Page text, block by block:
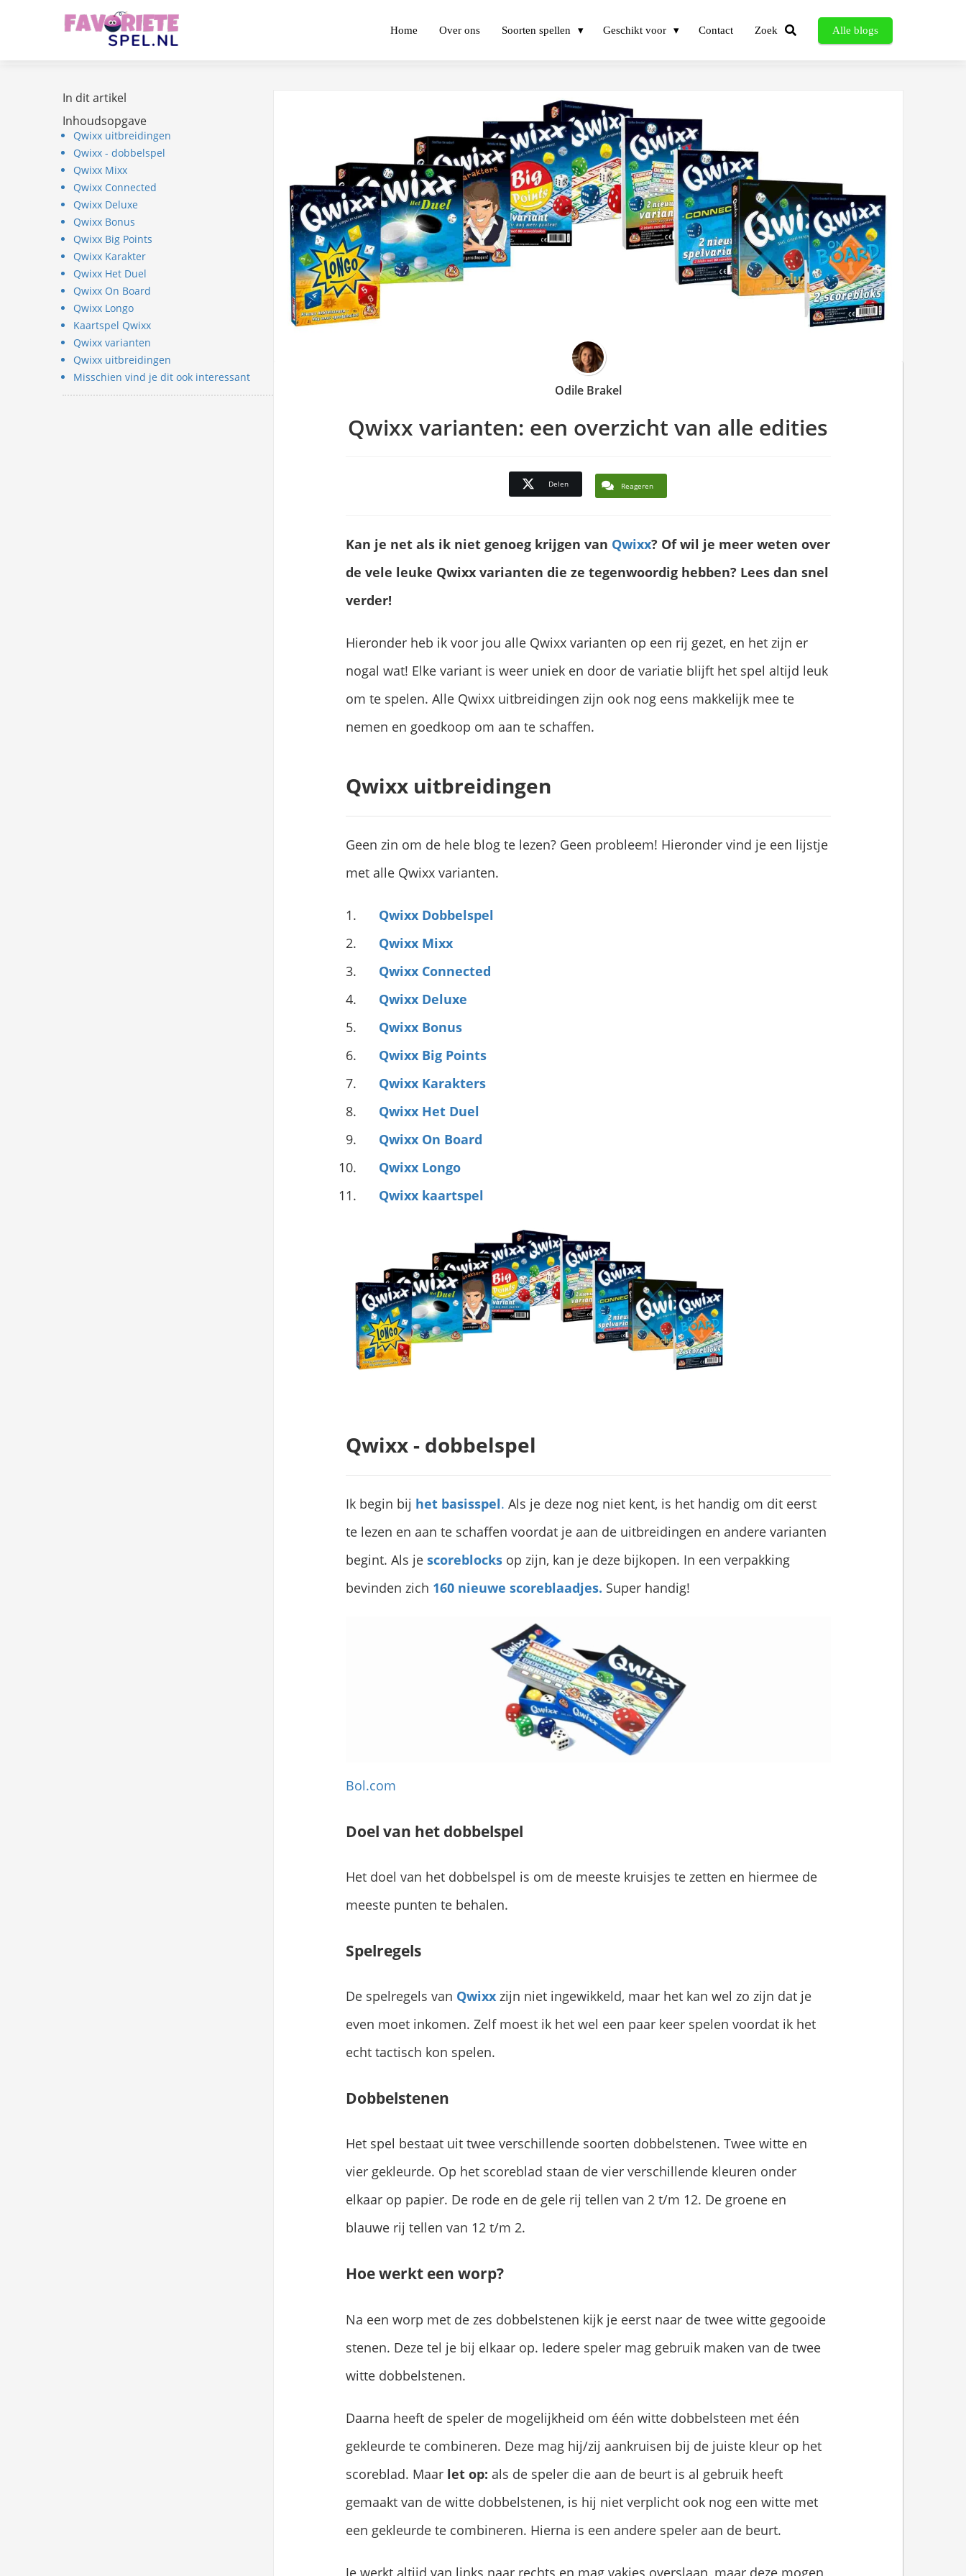
Home Over ons Soorten spellen Geschikt voor Contact Zoek Alle blogs
In dit artikel
Inhoudsopgave
Qwixx uitbreidingen
Qwixx - dobbelspel
Qwixx Mixx
Qwixx Connected
Qwixx Deluxe
Qwixx Bonus
Qwixx Big Points
Qwixx Karakter
Qwixx Het Duel
Qwixx On Board
Qwixx Longo
Kaartspel Qwixx
Qwixx varianten
Qwixx uitbreidingen
Misschien vind je dit ook interessant
Odile Brakel
Qwixx varianten: een overzicht van alle edities
Delen Reageren
Kan je net als ik niet genoeg krijgen van Qwixx? Of wil je meer weten over
de vele leuke Qwixx varianten die ze tegenwoordig hebben? Lees dan snel
verder!
Hieronder heb ik voor jou alle Qwixx varianten op een rij gezet, en het zijn er
nogal wat! Elke variant is weer uniek en door de variatie blijft het spel altijd leuk
om te spelen. Alle Qwixx uitbreidingen zijn ook nog eens makkelijk mee te
nemen en goedkoop om aan te schaffen.
Qwixx uitbreidingen
Geen zin om de hele blog te lezen? Geen probleem! Hieronder vind je een lijstje
met alle Qwixx varianten.
Qwixx Dobbelspel
Qwixx Mixx
Qwixx Connected
Qwixx Deluxe
Qwixx Bonus
Qwixx Big Points
Qwixx Karakters
Qwixx Het Duel
Qwixx On Board
Qwixx Longo
Qwixx kaartspel
Qwixx - dobbelspel
Ik begin bij het basisspel. Als je deze nog niet kent, is het handig om dit eerst
te lezen en aan te schaffen voordat je aan de uitbreidingen en andere varianten
begint. Als je scoreblocksop zijn, kan je deze bijkopen. In een verpakking
bevinden zich 160 nieuwe scoreblaadjes. Super handig!
Bol.com
Doel van het dobbelspel
Het doel van het dobbelspel is om de meeste kruisjes te zetten en hiermee de
meeste punten te behalen.
Spelregels
De spelregels van Qwixxzijn niet ingewikkeld, maar het kan wel zo zijn dat je
even moet inkomen. Zelf moest ik het wel een paar keer spelen voordat ik het
echt tactisch kon spelen.
Dobbelstenen
Het spel bestaat uit twee verschillende soorten dobbelstenen. Twee witte en
vier gekleurde. Op het scoreblad staan de vier verschillende kleuren onder
elkaar op papier. De rode en de gele rij tellen van 2 t/m 12. De groene en
blauwe rij tellen van 12 t/m 2.
Hoe werkt een worp?
Na een worp met de zes dobbelstenen kijk je eerst naar de twee witte gegooide
stenen. Deze tel je bij elkaar op. Iedere speler mag gebruik maken van de twee
witte dobbelstenen.
Daarna heeft de speler de mogelijkheid om één witte dobbelsteen met één
gekleurde te combineren. Deze mag hij/zij aankruisen bij de juiste kleur op het
scoreblad. Maar let op: als de speler die aan de beurt is al gebruik heeft
gemaakt van de witte dobbelstenen, is hij niet verplicht ook nog een witte met
een gekleurde te combineren. Hierna is een andere speler aan de beurt.
Je werkt altijd van links naar rechts en mag vakjes overslaan, maar deze mogen